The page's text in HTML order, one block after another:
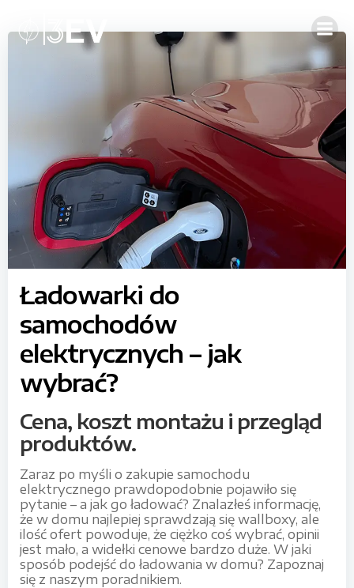
content
Ładowarki do
samochodów
elektrycznych – jak
wybrać?
Cena, koszt montażu i przegląd
produktów.
Zaraz po myśli o zakupie samochodu
elektrycznego prawdopodobnie pojawiło się
pytanie – a jak go ładować? Znalazłeś informację,
że w domu najlepiej sprawdzają się wallboxy, ale
ilość ofert powoduje, że ciężko coś wybrać, opinii
jest mało, a widełki cenowe bardzo duże. W jaki
sposób podejść do ładowania w domu? Zapoznaj
się z naszym poradnikiem.